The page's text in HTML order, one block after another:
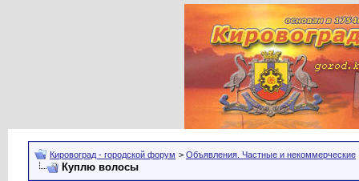
Кировоград - городской форум > Объявления. Частные и некоммерческие
Куплю волосы